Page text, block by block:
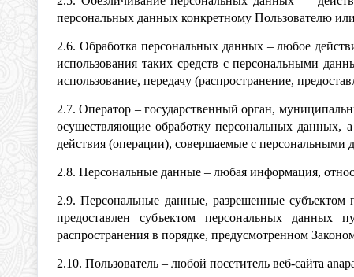
персональных данных конкретному Пользователю
2.6. Обработка персональных данных – любое
использования таких средств с персональными
использование, передачу (распространение,
2.7. Оператор – государственный орган,
осуществляющие обработку персональных данных,
действия (операции), совершаемые с персональными
2.8. Персональные данные – любая информация,
2.9. Персональные данные, разрешенные
предоставлен субъектом персональных данных
распространения в порядке, предусмотренном
2.10. Пользователь – любой посетитель веб-сайта